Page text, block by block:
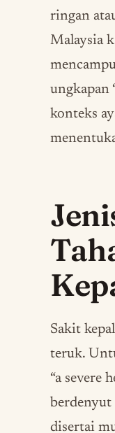
ringan
Malaysia
ungkapan
konteks
Sakit
teruk.
“a severe
berdenyut
disertai